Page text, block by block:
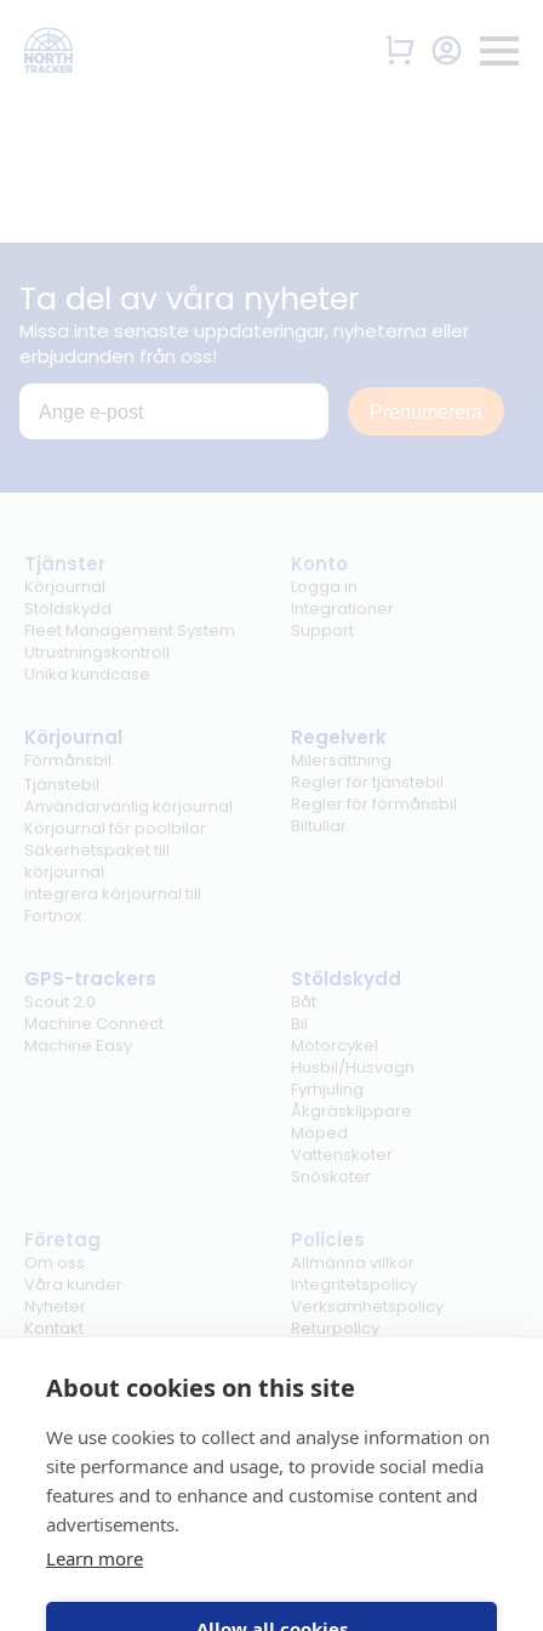
About cookies on this site
We use cookies to collect and analyse information on
site performance and usage, to provide social media
features and to enhance and customise content and
advertisements.
Learn more
Ta del av våra nyheter
Missa inte senaste uppdateringar, nyheterna eller
erbjudanden från oss!
Prenumerera
Tjänster
Körjournal
Stöldskydd
Fleet Management System
Utrustningskontroll
Unika kundcase
Konto
Logga in
Integrationer
Support
Körjournal
Förmånsbil
Tjänstebil
Användarvänlig körjournal
Körjournal för poolbilar
Säkerhetspaket till
körjournal
Integrera körjournal till
Fortnox
Regelverk
Milersättning
Regler för tjänstebil
Regler för förmånsbil
Biltullar
GPS-trackers
Scout 2.0
Machine Connect
Machine Easy
Stöldskydd
Båt
Bil
Motorcykel
Husbil/Husvagn
Fyrhjuling
Åkgräsklippare
Moped
Vattenskoter
Snöskoter
Företag
Om oss
Våra kunder
Nyheter
Kontakt
Policies
Allmänna villkor
Integritetspolicy
Verksamhetspolicy
Returpolicy
Cookies